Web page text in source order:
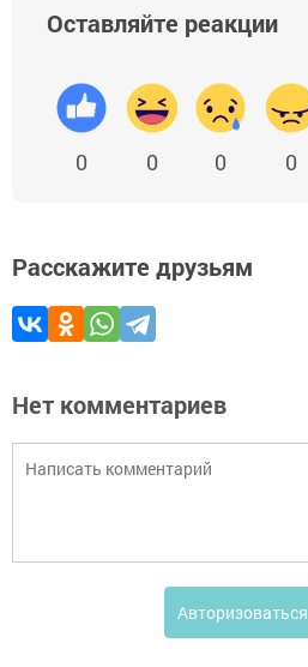
Оставляйте реакции
0 0 0 0
Расскажите друзьям
Нет комментариев
Авторизоваться